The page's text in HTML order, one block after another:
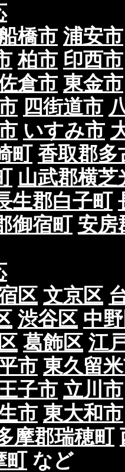
橋市 浦安市
柏市 印西市
倉市 東金市
四街道市
いすみ市
町 香取郡多
山武郡横芝
生郡白子町
御宿町 安房
区 文京区
渋谷区 中
葛飾区 江
市 東久留
子市 立川市
市 東大和市
摩郡瑞穂町
町など